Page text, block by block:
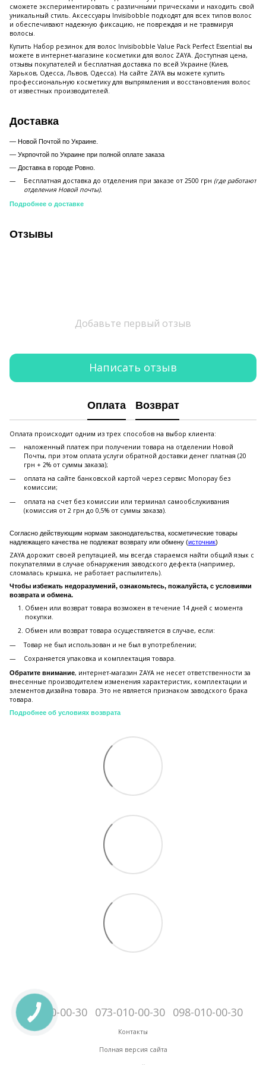
сможете экспериментировать с различными прическами и находить свой
уникальный стиль. Аксессуары Invisibobble подходят для всех типов волос
и обеспечивают надежную фиксацию, не повреждая и не травмируя
волосы.
Купить Набор резинок для волос Invisibobble Value Pack Perfect Essential вы
можете в интернет-магазине косметики для волос ZAYA. Доступная цена,
отзывы покупателей и бесплатная доставка по всей Украине (Киев,
Харьков, Одесса, Львов, Одесса). На сайте ZAYA вы можете купить
профессиональную косметику для выпрямления и восстановления волос
от известных производителей.
Доставка
— Новой Почтой по Украине.
— Укрпочтой по Украине при полной оплате заказа
— Доставка в городе Ровно.
Бесплатная доставка до отделения при заказе от 2500 грн (где работают
отделения Новой почты).
Подробнее о доставке
Отзывы
Добавьте первый отзыв
Написать отзыв
Оплата Возврат
Оплата происходит одним из трех способов на выбор клиента:
наложенный платеж при получении товара на отделении Новой
Почты, при этом оплата услуги обратной доставки денег платная (20
грн + 2% от суммы заказа);
оплата на сайте банковской картой через сервис Monopay без
комиссии;
оплата на счет без комиссии или терминал самообслуживания
(комиссия от 2 грн до 0,5% от суммы заказа).
Согласно действующим нормам законодательства, косметические товары
надлежащего качества не подлежат возврату или обмену (источник)
ZAYA дорожит своей репутацией, мы всегда стараемся найти общий язык с
покупателями в случае обнаружения заводского дефекта (например,
сломалась крышка, не работает распылитель).
Чтобы избежать недоразумений, ознакомьтесь, пожалуйста, с условиями
возврата и обмена.
Обмен или возврат товара возможен в течение 14 дней с момента
покупки.
Обмен или возврат товара осуществляется в случае, если:
Товар не был использован и не был в употреблении;
Сохраняется упаковка и комплектация товара.
Обратите внимание, интернет-магазин ZAYA не несет ответственности за
внесенные производителем изменения характеристик, комплектации и
элементов дизайна товара. Это не является признаком заводского брака
товара.
Подробнее об условиях возврата
095-010-00-30 073-010-00-30 098-010-00-30
Контакты
Полная версия сайта